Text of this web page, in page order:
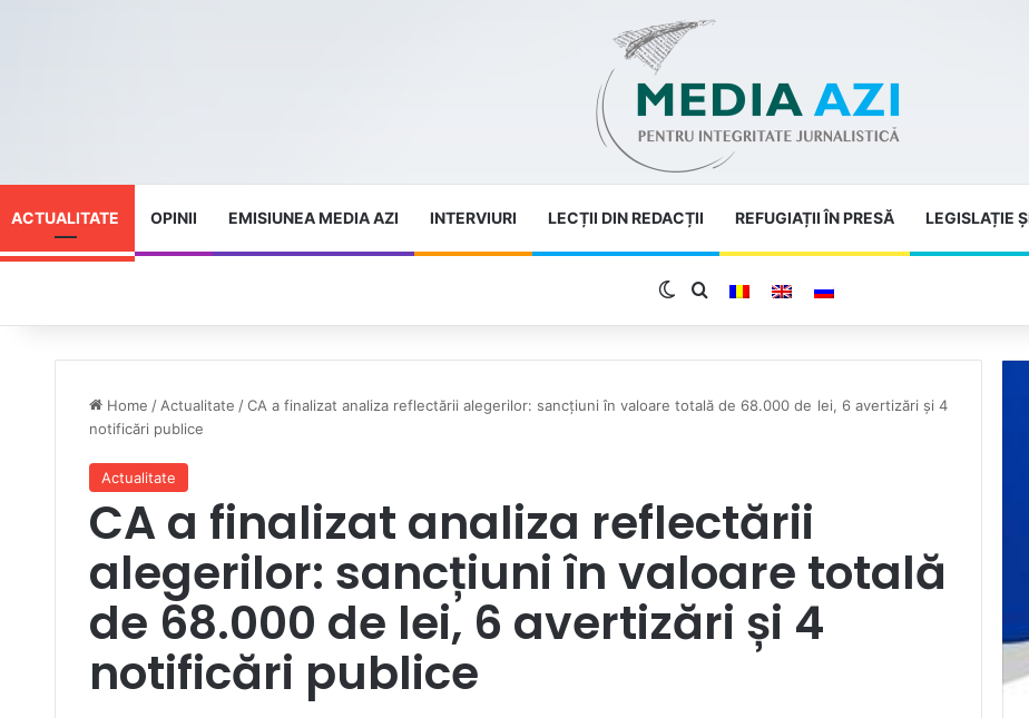
ACTUALITATE OPINII EMISIUNEA MEDIA AZI INTERVIURI LECȚII DIN REDACȚII REFUGIAȚII ÎN PRESĂ LEGISLAȚIE
Switch skin
Search for
Home / Actualitate / CA a finalizat analiza reflectării alegerilor: sancțiuni în valoare totală de 68.000 de lei, 6 avertizări și 4
notificări publice
Actualitate
CA a finalizat analiza reflectării
alegerilor: sancțiuni în valoare totală
de 68.000 de lei, 6 avertizări și 4
notificări publice